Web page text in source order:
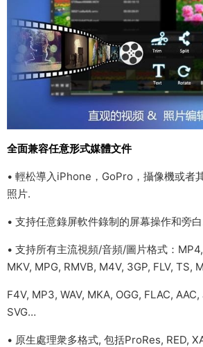
全面兼容任意形式媒體文件
• 輕松導入iPhone，GoPro，攝像機或者
照片.
• 支持任意錄屏軟件錄制的屏幕操作和旁
• 支持所有主流視頻/音頻/圖片格式：
MKV, MPG, RMVB, M4V, 3GP, FLV, TS,
F4V, MP3, WAV, MKA, OGG, FLAC,
SVG…
• 原生處理衆多格式, 包括ProRes, RED,